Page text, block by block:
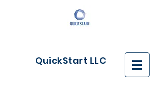
QuickStart LLC